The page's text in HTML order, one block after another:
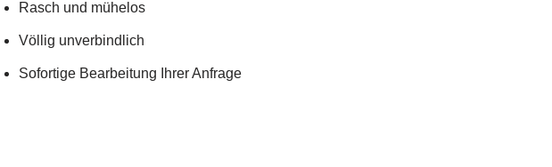
Rasch und mühelos
Völlig unverbindlich
Sofortige Bearbeitung Ihrer Anfrage